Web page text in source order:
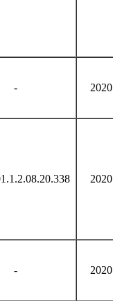
- 2020
2020
- 2020